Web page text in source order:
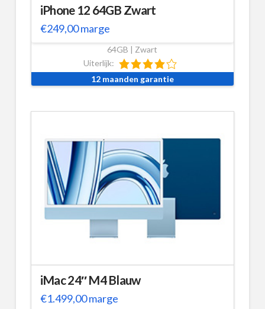
iPhone 12 64GB Zwart
€249,00marge
64GB | Zwart
Uiterlijk:
12 maanden garantie
iMac 24″ M4 Blauw
€1.499,00marge